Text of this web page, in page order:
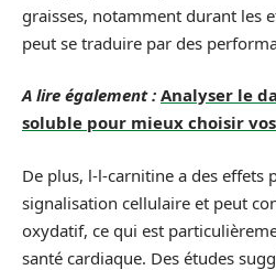
graisses, notamment durant les
peut se traduire par des
A lire également : Analyser le
soluble pour mieux choisir
De plus, l-l-carnitine a des effets
signalisation cellulaire et peut
oxydatif, ce qui est
santé cardiaque. Des études